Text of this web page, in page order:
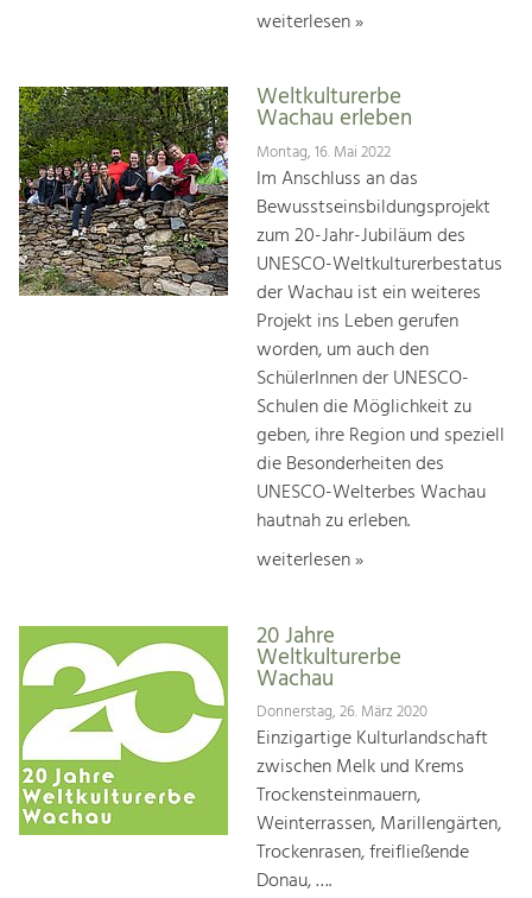
weiterlesen »
Weltkulturerbe
Wachau erleben
Montag, 16. Mai 2022
Im Anschluss an das
Bewusstseinsbildungsprojekt
zum 20-Jahr-Jubiläum des
UNESCO-Weltkulturerbestatus
der Wachau ist ein weiteres
Projekt ins Leben gerufen
worden, um auch den
SchülerInnen der UNESCO-
Schulen die Möglichkeit zu
geben, ihre Region und speziell
die Besonderheiten des
UNESCO-Welterbes Wachau
hautnah zu erleben.
weiterlesen »
20 Jahre
Weltkulturerbe
Wachau
Donnerstag, 26. März 2020
Einzigartige Kulturlandschaft
zwischen Melk und Krems
Trockensteinmauern,
Weinterrassen, Marillengärten,
Trockenrasen, freifließende
Donau, ….